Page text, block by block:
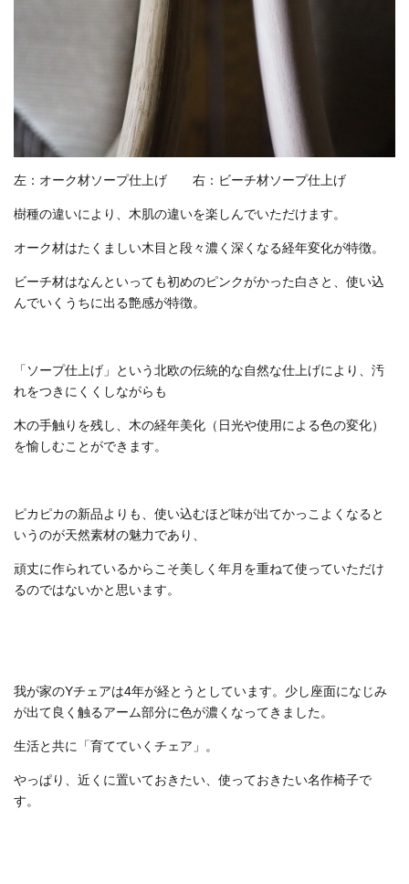
左：オーク材ソープ仕上げ 右：ビーチ材ソープ仕上げ
樹種の違いにより、木肌の違いを楽しんでいただけます。
オーク材はたくましい木目と段々濃く深くなる経年変化が特徴。
ビーチ材はなんといっても初めのピンクがかった白さと、使い込
んでいくうちに出る艶感が特徴。
「ソープ仕上げ」という北欧の伝統的な自然な仕上げにより、汚
れをつきにくくしながらも
木の手触りを残し、木の経年美化（日光や使用による色の変化）
を愉しむことができます。
ピカピカの新品よりも、使い込むほど味が出てかっこよくなると
いうのが天然素材の魅力であり、
頑丈に作られているからこそ美しく年月を重ねて使っていただけ
るのではないかと思います。
我が家のYチェアは4年が経とうとしています。少し座面になじみ
が出て良く触るアーム部分に色が濃くなってきました。
生活と共に「育てていくチェア」。
やっぱり、近くに置いておきたい、使っておきたい名作椅子で
す。